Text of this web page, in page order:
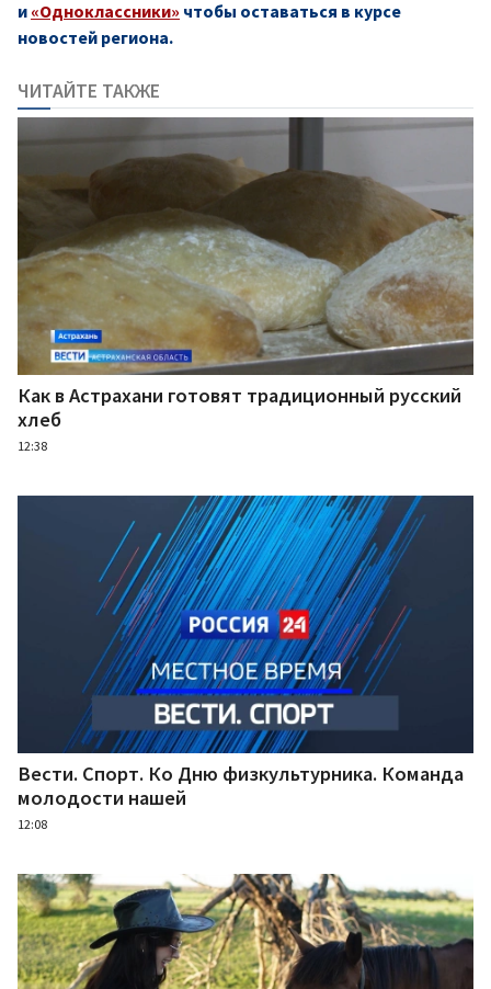
и «Одноклассники» чтобы оставаться в курсе
новостей региона.
ЧИТАЙТЕ ТАКЖЕ
Как в Астрахани готовят традиционный русский
хлеб
12:38
Вести. Спорт. Ко Дню физкультурника. Команда
молодости нашей
12:08